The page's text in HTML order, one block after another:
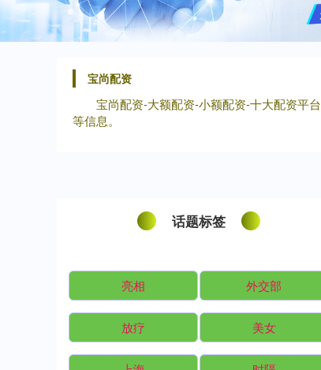
宝尚配资
宝尚配资-大额配资-小额配资-十大配资平
等信息。
话题标签
亮相 外交部
放疗 美女